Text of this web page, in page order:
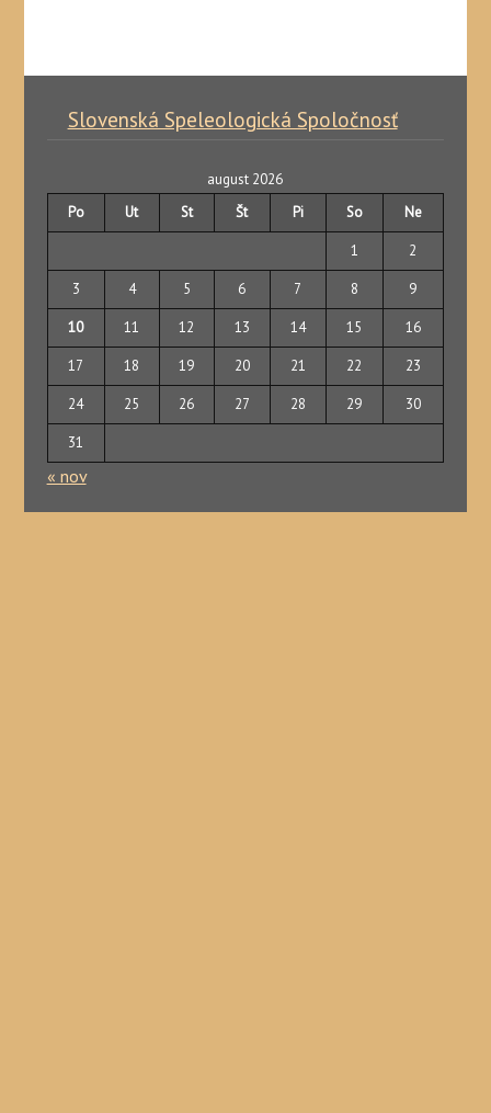
Slovenská Speleologická Spoločnosť
august 2026
Po
Ut St Št Pi So Ne
1 2
3 4 5 6 7 8 9
10 11 12 13 14 15 16
17 18 19 20 21 22 23
24 25 26 27 28 29 30
31
« nov